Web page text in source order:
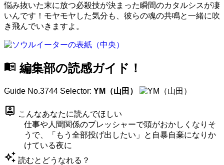
悩み抜いた末に放つ必殺技が決まった瞬間のカタルシスが凄
いんです！モヤモヤした気分も、彼らの魂の共鳴と一緒に吹
き飛んでいきますよ。
menu_book 編集部の読感ガイド！
Guide No.3744 Selector: YM（山田）
person_pin こんなあなたに読んでほしい
仕事や人間関係のプレッシャーで頭がおかしくなりそ
うで、「もう全部投げ出したい」と自暴自棄になりか
けている夜に
auto_awesome 読むとどうなれる？